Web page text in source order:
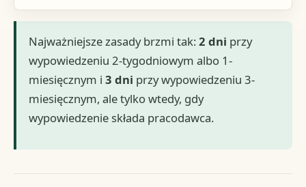
Najważniejsze zasady brzmi tak:2 dni przy
wypowiedzeniu 2-tygodniowym albo 1-
miesięcznym i3 dni przy wypowiedzeniu 3-
miesięcznym, ale tylko wtedy, gdy
wypowiedzenie składa pracodawca.